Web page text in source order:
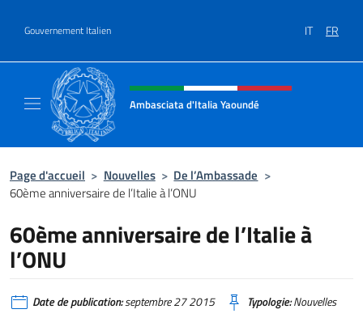
Gouvernement Italien IT FR
Site Web, social et en-tête de
Ambasciata d'Italia Yaoundé
Page d'accueil > Nouvelles > De l’Ambassade >
60ème anniversaire de l’Italie à l’ONU
60ème anniversaire de l’Italie à
l’ONU
Date de publication:septembre 27 2015 Typologie:Nouvelles